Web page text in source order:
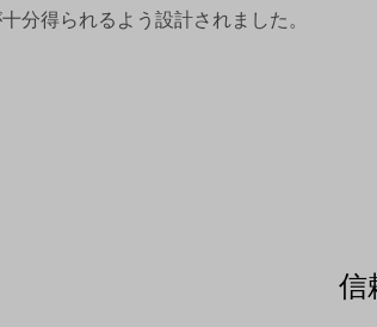
分得られるよう設計されました。
信